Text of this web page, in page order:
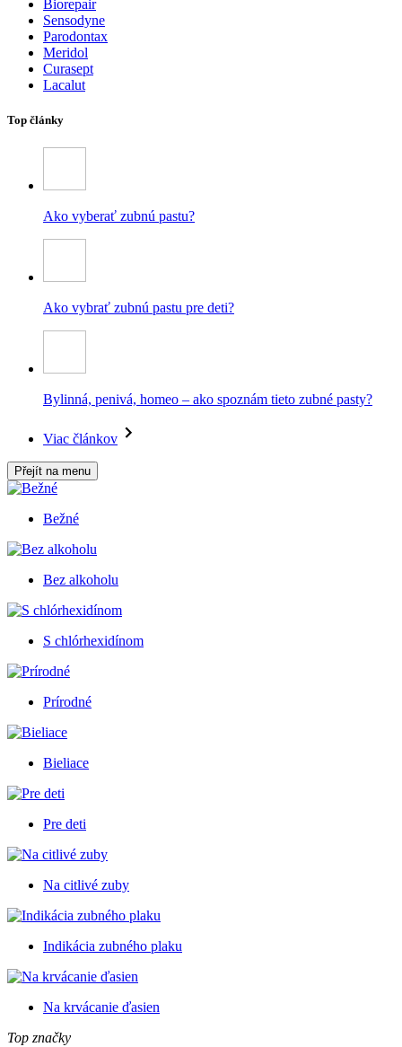
Biorepair
Sensodyne
Parodontax
Meridol
Curasept
Lacalut
Top články
Ako vyberať zubnú pastu?
Ako vybrať zubnú pastu pre deti?
Bylinná, penivá, homeo – ako spoznám tieto zubné pasty?
Viac článkov
Přejít na menu
Bežné
Bez alkoholu
S chlórhexidínom
Prírodné
Bieliace
Pre deti
Na citlivé zuby
Indikácia zubného plaku
Na krvácanie ďasien
Top značky